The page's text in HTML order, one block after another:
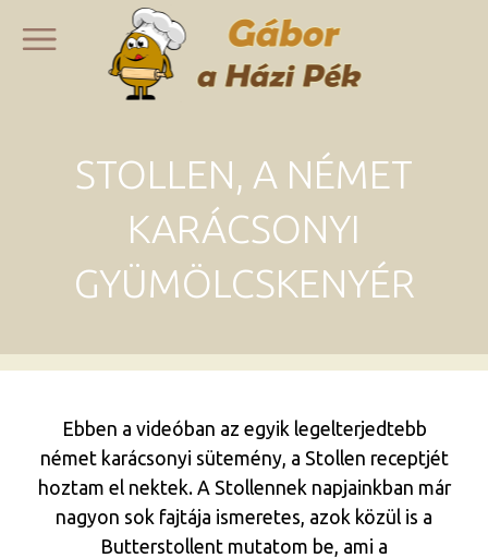
STOLLEN, A NÉMET
KARÁCSONYI
GYÜMÖLCSKENYÉR
Ebben a videóban az egyik legelterjedtebb
német karácsonyi sütemény, a Stollen receptjét
hoztam el nektek. A Stollennek napjainkban már
nagyon sok fajtája ismeretes, azok közül is a
Butterstollent mutatom be, ami a